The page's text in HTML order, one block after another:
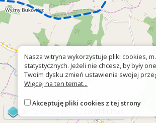
Nasza witryna wykorzystuje pliki cookies,
statystycznych. Jeżeli nie chcesz, by były
Twoim dysku zmień ustawienia swojej
Więcej na ten temat...
Akceptuję pliki cookies z tej strony